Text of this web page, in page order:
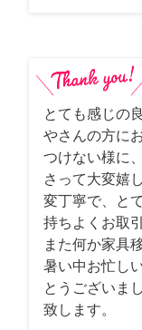
とても感じの
やさんの方に
つけない様に
さって大変嬉
変丁寧で、と
持ちよくお取
また何か家具
暑い中お忙し
とうございま
致します。